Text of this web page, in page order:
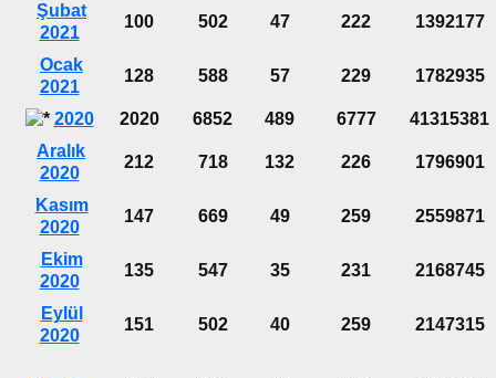
Şubat
2021
100 502 47 222 1392177
Ocak
2021
128 588 57 229 1782935
2020 2020 6852 489 6777
41315381
Aralık
2020
212 718 132 226 1796901
Kasım
2020
147 669 49 259 2559871
Ekim
2020
135 547 35 231 2168745
Eylül
2020
151 502 40 259 2147315